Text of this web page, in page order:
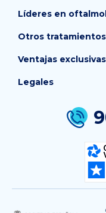
Líderes en
Otros tratamientos
Ventajas exclusivas
Legales